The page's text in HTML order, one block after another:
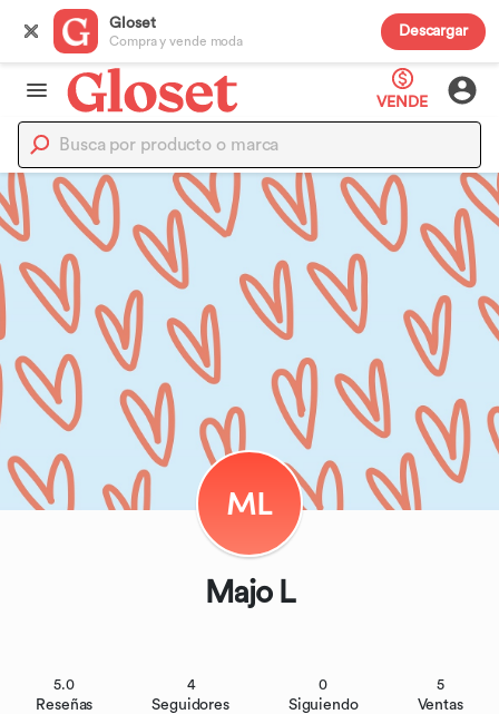
Gloset
Compra y vende moda
Descargar
VENDE
ML
Majo L
5.0
Reseñas
4
Seguidores
0
Siguiendo
5
Ventas